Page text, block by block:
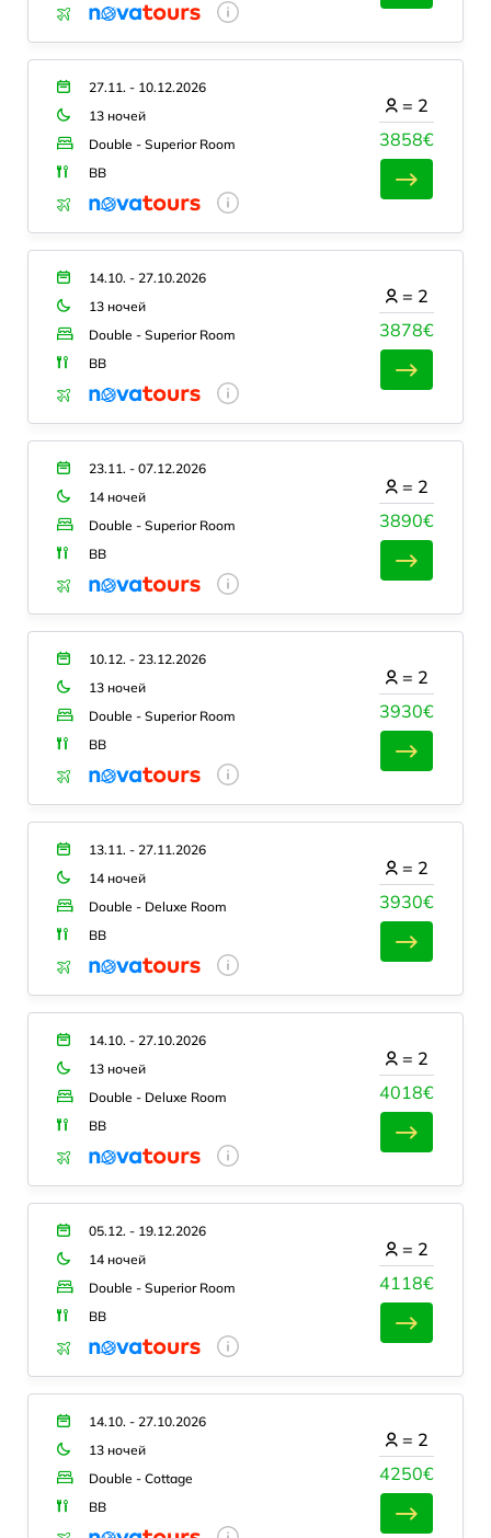
27.11. - 10.12.2026
13 ночей
Double - Superior Room
BB
3858€
= 2
14.10. - 27.10.2026
13 ночей
Double - Superior Room
BB
3878€
= 2
23.11. - 07.12.2026
14 ночей
Double - Superior Room
BB
3890€
= 2
10.12. - 23.12.2026
13 ночей
Double - Superior Room
BB
3930€
= 2
13.11. - 27.11.2026
14 ночей
Double - Deluxe Room
BB
3930€
= 2
14.10. - 27.10.2026
13 ночей
Double - Deluxe Room
BB
4018€
= 2
05.12. - 19.12.2026
14 ночей
Double - Superior Room
BB
4118€
= 2
14.10. - 27.10.2026
13 ночей
Double - Cottage
BB
4250€
= 2